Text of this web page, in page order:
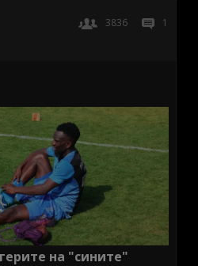
3836 1
на "сините"